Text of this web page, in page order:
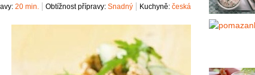
Kuchyně: česká
Obtížnost přípravy: Snadný
20 min.